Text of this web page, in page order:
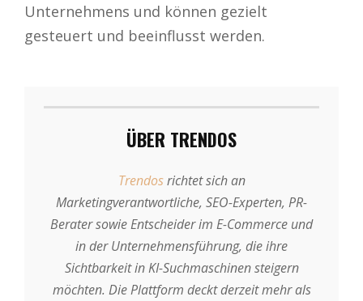
Unternehmens und können gezielt
gesteuert und beeinflusst werden.
ÜBER TRENDOS
Trendosrichtet sich an
Marketingverantwortliche, SEO-Experten, PR-
Berater sowie Entscheider im E-Commerce und
in der Unternehmensführung, die ihre
Sichtbarkeit in KI-Suchmaschinen steigern
möchten. Die Plattform deckt derzeit mehr als